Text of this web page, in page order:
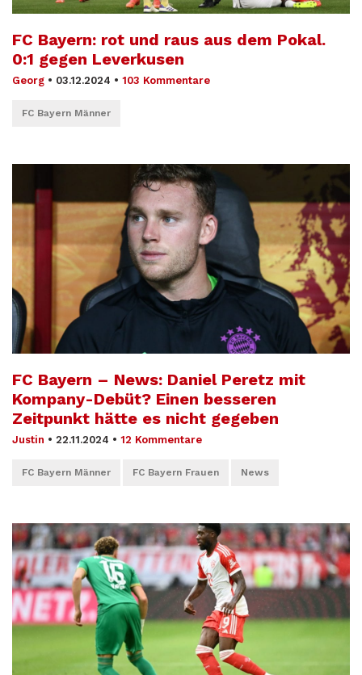
FC Bayern: rot und raus aus dem Pokal.
0:1 gegen Leverkusen
Georg • 03.12.2024 • 103 Kommentare
FC Bayern Männer
FC Bayern – News: Daniel Peretz mit
Kompany-Debüt? Einen besseren
Zeitpunkt hätte es nicht gegeben
Justin • 22.11.2024 • 12 Kommentare
FC Bayern Männer FC Bayern Frauen News